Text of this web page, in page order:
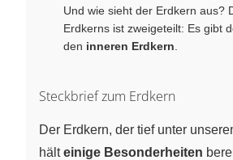
Und wie sieht der Erdkern aus?
Erdkerns ist zweigeteilt: Es gibt
den inneren Erdkern
Steckbrief zum Erdkern
Der Erdkern, der tief unter
hälteinige Besonderheiten